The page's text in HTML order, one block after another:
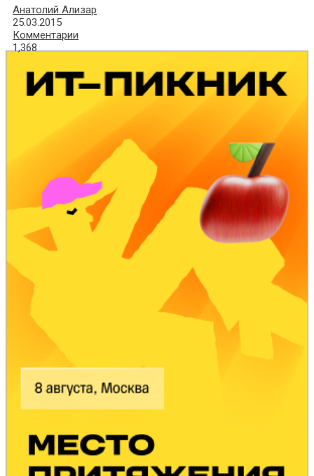
Анатолий Ализар
25.03.2015
Комментарии
1,368